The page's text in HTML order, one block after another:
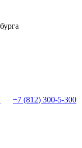
+7 (812) 300-5-300